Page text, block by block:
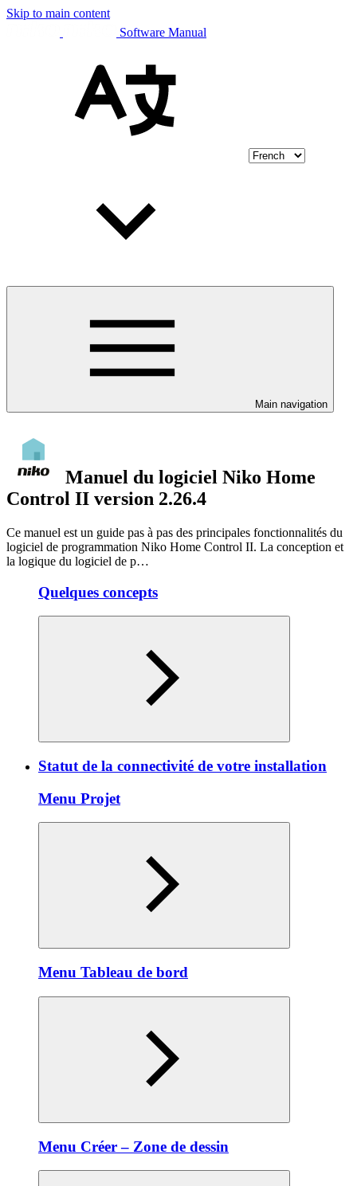
Skip to main content
Software Manual
Main navigation
Manuel du logiciel Niko Home
Control II version 2.26.4
Ce manuel est un guide pas à pas des principales fonctionnalités du
logiciel de programmation Niko Home Control II. La conception et
la logique du logiciel de p…
Quelques concepts
Statut de la connectivité de votre installation
Menu Projet
Menu Tableau de bord
Menu Créer – Zone de dessin